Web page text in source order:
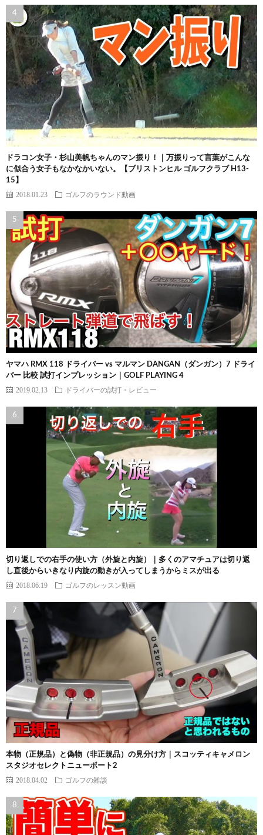
ドラコン女子・杉山美帆ちゃんのマン振り！｜万振りって言葉がこんな
に似合う女子もなかなかいない。【ブリストンヒル ゴルフクラブ H13-
15】
2018.01.23 ゴルフのラウンド動画
ヤマハ RMX 118 ドライバー vs マルマン DANGAN（ダンガン）7 ドライ
バー 比較 試打インプレッション｜GOLF PLAYING 4
2019.02.13 ドライバーの試打・レビュー
切り返しでの右手の使い方（外旋と内旋）｜多くのアマチュアは切り返
し直後からいきなり内旋の動きが入ってしまうからミスが出る
2018.06.19 ゴルフのレッスン動画
本物（正規品）と偽物（非正規品）の見分け方｜スコッティキャメロン
スタジオセレクトニューポート2
2018.04.02 ゴルフの雑談